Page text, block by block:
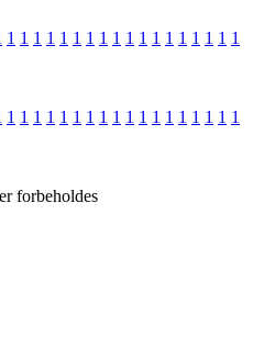
1 1 1 1 1 1 1 1 1 1 1 1 1 1 1 1 1 1
1 1 1 1 1 1 1 1 1 1 1 1 1 1 1 1 1 1
forbeholdes